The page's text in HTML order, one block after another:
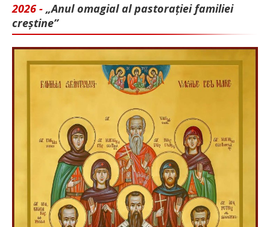
2026 - „Anul omagial al pastorației familiei
creștine”